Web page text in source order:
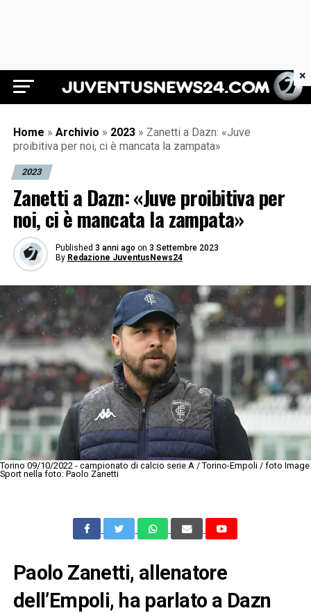
Juventus News 24
Home » Archivio » 2023 » Zanetti a Dazn: «Juve
proibitiva per noi, ci è mancata la zampata»
2023
Zanetti a Dazn: «Juve proibitiva per
noi, ci è mancata la zampata»
Published 3 anni ago on 3 Settembre 2023
By Redazione JuventusNews24
Torino 09/10/2022 - campionato di calcio serie A / Torino-Empoli / foto Image
Sport nella foto: Paolo Zanetti
Paolo Zanetti, allenatore
dell’Empoli, ha parlato a Dazn
×